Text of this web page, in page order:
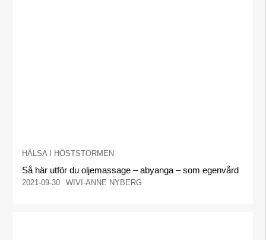
HÄLSA I HÖSTSTORMEN
Så här utför du oljemassage – abyanga – som egenvård
2021-09-30 WIVI-ANNE NYBERG